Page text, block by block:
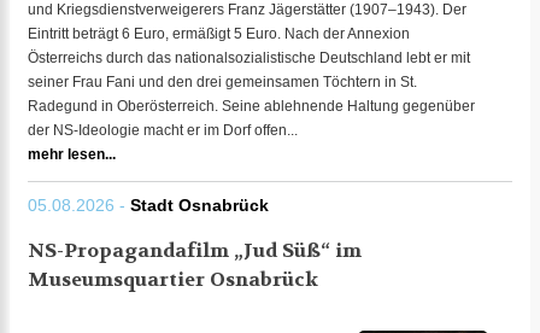
und Kriegsdienstverweigerers Franz Jägerstätter (1907–1943). Der
Eintritt beträgt 6 Euro, ermäßigt 5 Euro. Nach der Annexion
Österreichs durch das nationalsozialistische Deutschland lebt er mit
seiner Frau Fani und den drei gemeinsamen Töchtern in St.
Radegund in Oberösterreich. Seine ablehnende Haltung gegenüber
der NS-Ideologie macht er im Dorf offen...
mehr lesen...
05.08.2026 - Stadt Osnabrück
NS-Propagandafilm „Jud Süß“ im
Museumsquartier Osnabrück